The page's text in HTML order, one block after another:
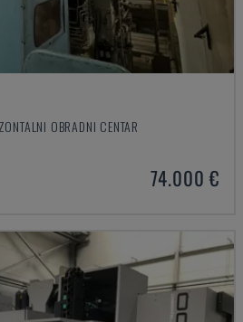
OBRADNI CENTAR
74.000 €